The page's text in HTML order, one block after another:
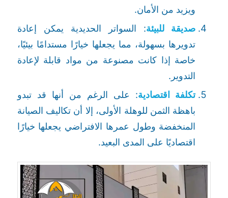
ويزيد من الأمان.
صديقة للبيئة: السواتر الحديدية يمكن إعادة
تدويرها بسهولة، مما يجعلها خيارًا مستدامًا بيئيًا،
خاصة إذا كانت مصنوعة من مواد قابلة لإعادة
التدوير.
تكلفة اقتصادية: على الرغم من أنها قد تبدو
باهظة الثمن للوهلة الأولى، إلا أن تكاليف الصيانة
المنخفضة وطول عمرها الافتراضي يجعلها خيارًا
اقتصاديًا على المدى البعيد.